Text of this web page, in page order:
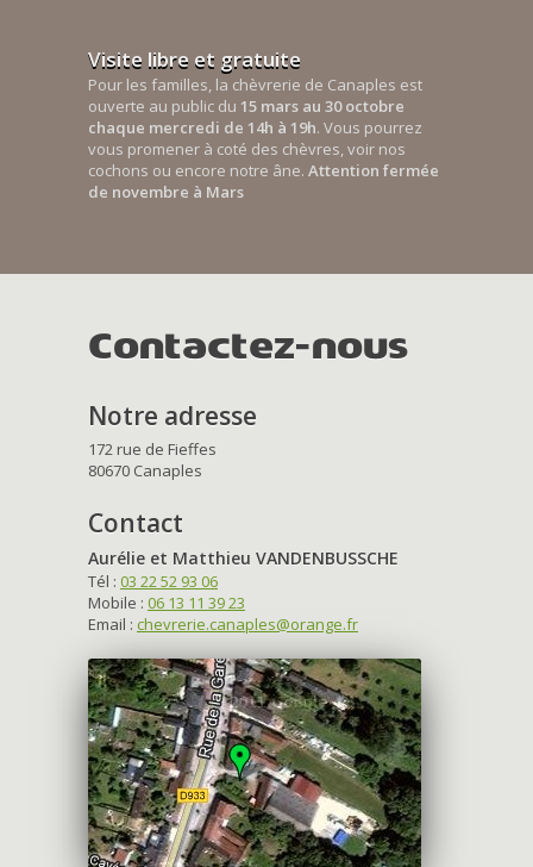
Visite libre et gratuite
Pour les familles, la chèvrerie de Canaples est
ouverte au public du 15 mars au 30 octobre
chaque mercredi de 14h à 19h. Vous pourrez
vous promener à coté des chèvres, voir nos
cochons ou encore notre âne. Attention fermée
de novembre à Mars
Contactez-nous
Notre adresse
172 rue de Fieffes
80670 Canaples
Contact
Aurélie et Matthieu VANDENBUSSCHE
Tél : 03 22 52 93 06
Mobile : 06 13 11 39 23
Email : chevrerie.canaples@orange.fr